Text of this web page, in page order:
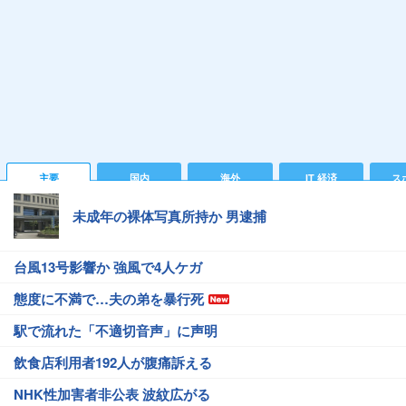
主要 国内 海外 IT 経済 ス
未成年の裸体写真所持か 男逮捕
台風13号影響か 強風で4人ケガ
態度に不満で…夫の弟を暴行死
駅で流れた「不適切音声」に声明
飲食店利用者192人が腹痛訴える
NHK性加害者非公表 波紋広がる